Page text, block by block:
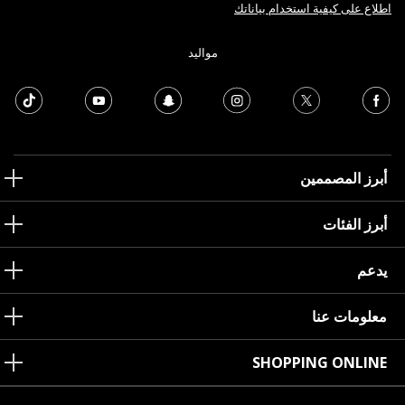
اطلاع على كيفية استخدام بياناتك
مواليد
أبرز المصممين
أبرز الفئات
يدعم
معلومات عنا
SHOPPING ONLINE